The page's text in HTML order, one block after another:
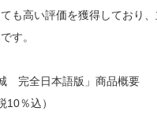
も高い評価を獲得しており
す。
完全日本語版」商品概要
％込）